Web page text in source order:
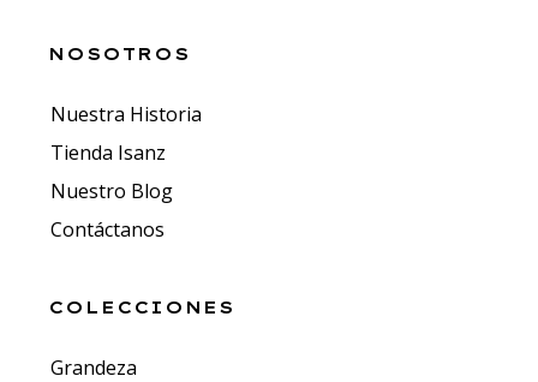
NOSOTROS
Nuestra Historia
Tienda Isanz
Nuestro Blog
Contáctanos
COLECCIONES
Grandeza